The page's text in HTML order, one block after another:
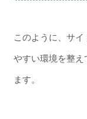
このように、サ
やすい環境を整え
ます。